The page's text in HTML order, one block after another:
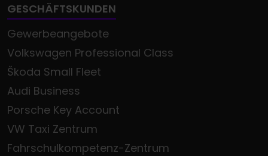
GESCHÄFTSKUNDEN
Gewerbeangebote
Volkswagen Professional Class
Škoda Small Fleet
Audi Business
Porsche Key Account
VW Taxi Zentrum
Fahrschulkompetenz-Zentrum